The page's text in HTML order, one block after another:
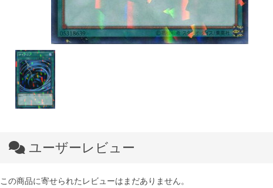
ユーザーレビュー
この商品に寄せられたレビューはまだありません。